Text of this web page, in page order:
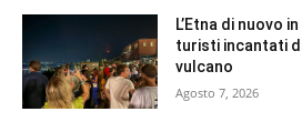
L’Etna di nuovo
turisti incantati
vulcano
Agosto 7, 2026